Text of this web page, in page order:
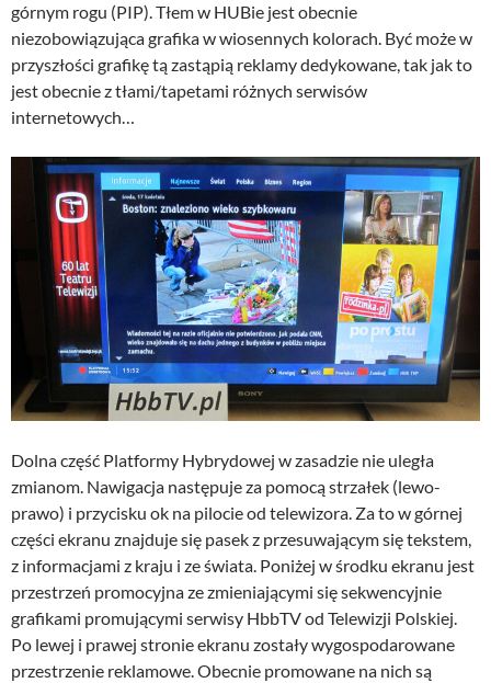
górnym rogu (PIP). Tłem w HUBie jest obecnie
niezobowiązująca grafika w wiosennych kolorach. Być może w
przyszłości grafikę tą zastąpią reklamy dedykowane, tak jak to
jest obecnie z tłami/tapetami różnych serwisów
internetowych…
Dolna część Platformy Hybrydowej w zasadzie nie uległa
zmianom. Nawigacja następuje za pomocą strzałek (lewo-
prawo) i przycisku ok na pilocie od telewizora. Za to w górnej
części ekranu znajduje się pasek z przesuwającym się tekstem,
z informacjami z kraju i ze świata. Poniżej w środku ekranu jest
przestrzeń promocyjna ze zmieniającymi się sekwencyjnie
grafikami promującymi serwisy HbbTV od Telewizji Polskiej.
Po lewej i prawej stronie ekranu zostały wygospodarowane
przestrzenie reklamowe. Obecnie promowane na nich są